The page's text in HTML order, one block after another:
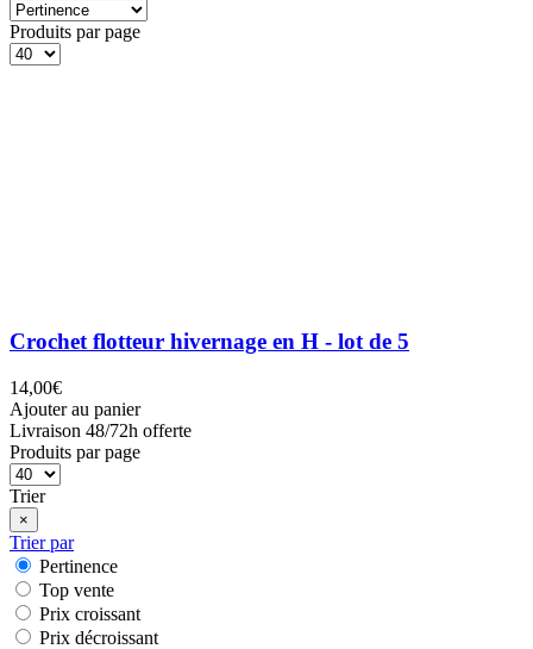
Produits par page
Crochet flotteur hivernage en H - lot de 5
14,00€
Ajouter au panier
Livraison 48/72h offerte
Produits par page
Trier
×
Trier par
Pertinence
Top vente
Prix croissant
Prix décroissant